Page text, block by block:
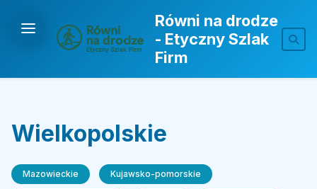
Równi na drodze
- Etyczny Szlak
Firm
Wielkopolskie
Mazowieckie Kujawsko-pomorskie